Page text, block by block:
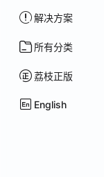
解决方案
所有分类
荔枝正版
English